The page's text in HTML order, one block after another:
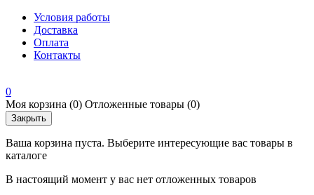
Условия работы
Доставка
Оплата
Контакты
0
Моя корзина (0) Отложенные товары (0)
Закрыть
Ваша корзина пуста. Выберите интересующие вас товары в
каталоге
В настоящий момент у вас нет отложенных товаров